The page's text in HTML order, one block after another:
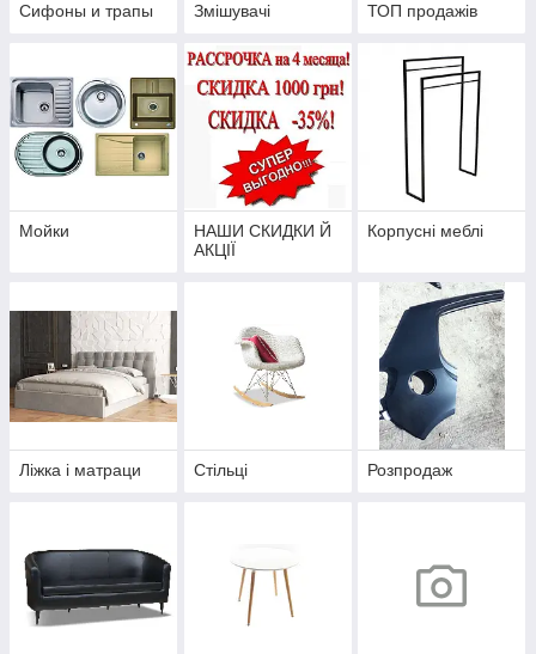
Сифоны и трапы Змішувачі ТОП продажів
Мойки
НАШИ СКИДКИ Й
АКЦІЇ
Корпусні меблі
Ліжка і матраци Стільці Розпродаж